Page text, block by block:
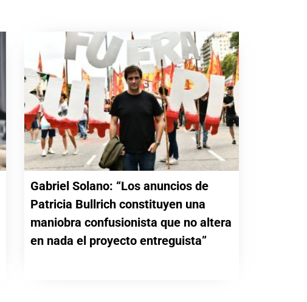
Gabriel Solano: “Los anuncios de
Patricia Bullrich constituyen una
maniobra confusionista que no altera
en nada el proyecto entreguista”